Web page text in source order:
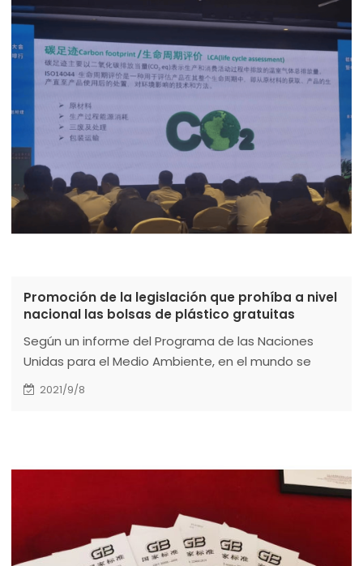
Promoción de la legislación que prohíba a nivel
nacional las bolsas de plástico gratuitas
Según un informe del Programa de las Naciones
Unidas para el Medio Ambiente, en el mundo se
producen más de 9.000 millones de toneladas de
años, lo que puede tener un impacto en todo el
ecosistema. Para solucionar este problema,
muchos países han empezado a tomar medidas y
a prohibir las bolsas
2021/9/8